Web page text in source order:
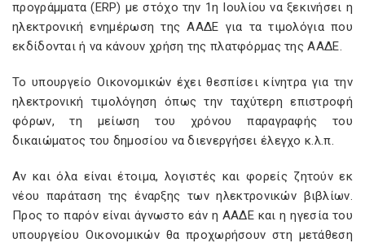
προγράμματα (ERP) με στόχο την 1η Ιουλίου να ξεκινήσει η
ηλεκτρονική ενημέρωση της ΑΑΔΕ για τα τιμολόγια που
εκδίδονται ή να κάνουν χρήση της πλατφόρμας της ΑΑΔΕ.
Το υπουργείο Οικονομικών έχει θεσπίσει κίνητρα για την
ηλεκτρονική τιμολόγηση όπως την ταχύτερη επιστροφή
φόρων, τη μείωση του χρόνου παραγραφής του
δικαιώματος του δημοσίου να διενεργήσει έλεγχο κ.λ.π.
Αν και όλα είναι έτοιμα, λογιστές και φορείς ζητούν εκ
νέου παράταση της έναρξης των ηλεκτρονικών βιβλίων.
Προς το παρόν είναι άγνωστο εάν η ΑΑΔΕ και η ηγεσία του
υπουργείου Οικονομικών θα προχωρήσουν στη μετάθεση